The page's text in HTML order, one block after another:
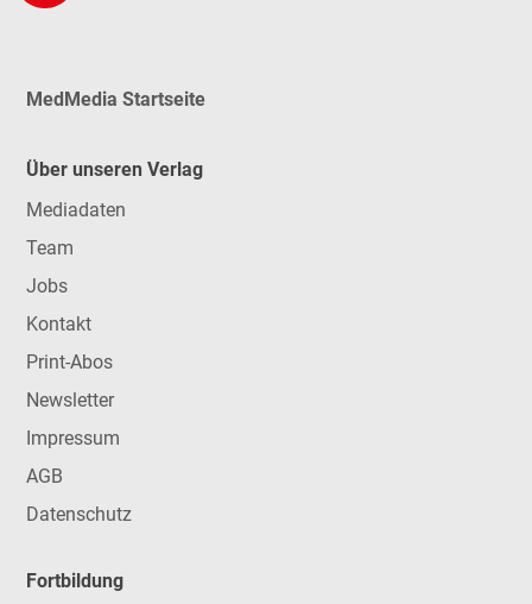
MedMedia Startseite
Über unseren Verlag
Mediadaten
Team
Jobs
Kontakt
Print-Abos
Newsletter
Impressum
AGB
Datenschutz
Fortbildung